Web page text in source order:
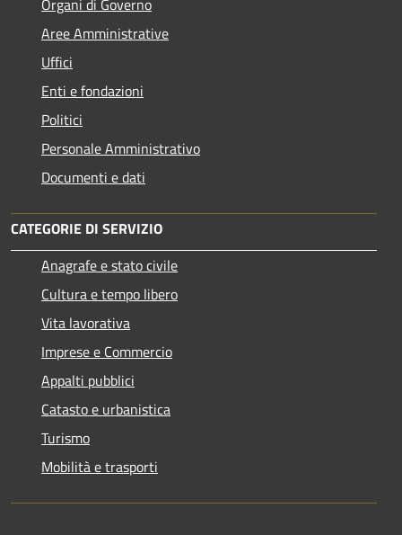
Organi di Governo
Aree Amministrative
Uffici
Enti e fondazioni
Politici
Personale Amministrativo
Documenti e dati
CATEGORIE DI SERVIZIO
Anagrafe e stato civile
Cultura e tempo libero
Vita lavorativa
Imprese e Commercio
Appalti pubblici
Catasto e urbanistica
Turismo
Mobilità e trasporti